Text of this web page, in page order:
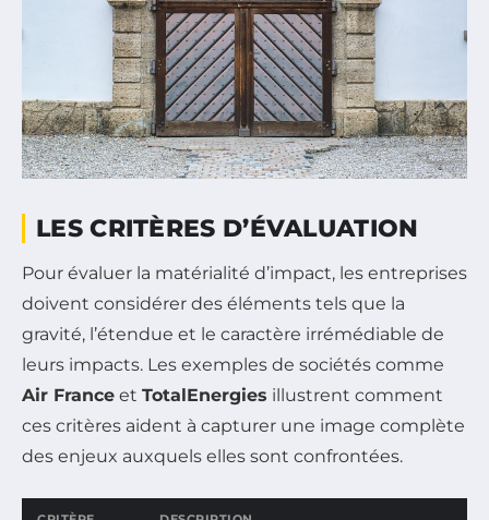
LES CRITÈRES D’ÉVALUATION
Pour évaluer la matérialité d’impact, les entreprises
doivent considérer des éléments tels que la
gravité, l’étendue et le caractère irrémédiable de
leurs impacts. Les exemples de sociétés comme
Air France et TotalEnergies illustrent comment
ces critères aident à capturer une image complète
des enjeux auxquels elles sont confrontées.